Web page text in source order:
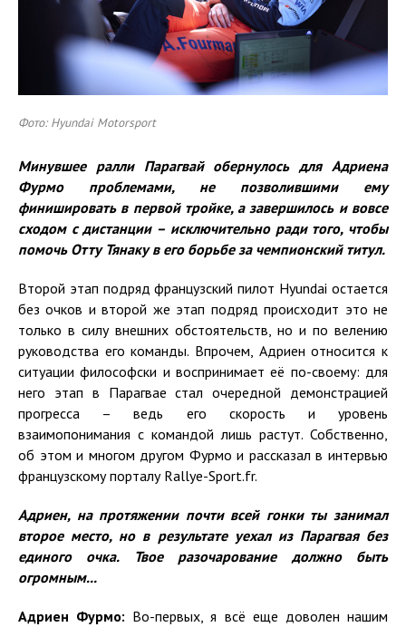
Фото: Hyundai Motorsport
Минувшее ралли Парагвай обернулось для Адриена
Фурмо проблемами, не позволившими ему
финишировать в первой тройке, а завершилось и вовсе
сходом с дистанции – исключительно ради того, чтобы
помочь Отту Тянаку в его борьбе за чемпионский титул.
Второй этап подряд французский пилот Hyundai остается
без очков и второй же этап подряд происходит это не
только в силу внешних обстоятельств, но и по велению
руководства его команды. Впрочем, Адриен относится к
ситуации философски и воспринимает её по-своему: для
него этап в Парагвае стал очередной демонстрацией
прогресса – ведь его скорость и уровень
взаимопонимания с командой лишь растут. Собственно,
об этом и многом другом Фурмо и рассказал в интервью
французскому порталу Rallye-Sport.fr.
Адриен, на протяжении почти всей гонки ты занимал
второе место, но в результате уехал из Парагвая без
единого очка. Твое разочарование должно быть
огромным...
Адриен Фурмо: Во-первых, я всё еще доволен нашим